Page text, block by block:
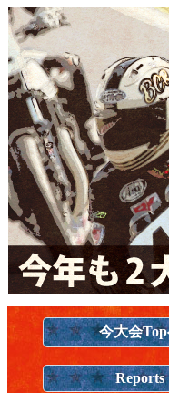
今大会
Reports